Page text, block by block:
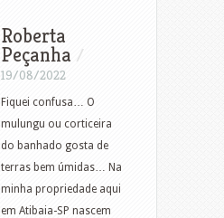
Roberta
Peçanha /
19/08/2022
Fiquei confusa… O
mulungu ou corticeira
do banhado gosta de
terras bem úmidas… Na
minha propriedade aqui
em Atibaia-SP nascem